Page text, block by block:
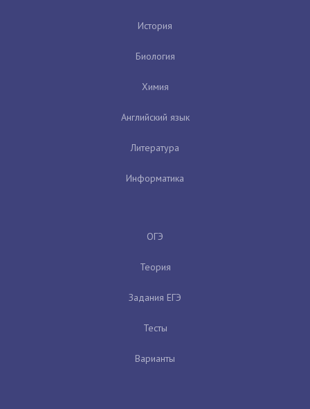
История
Биология
Химия
Английский язык
Литература
Информатика
ОГЭ
Теория
Задания ЕГЭ
Тесты
Варианты